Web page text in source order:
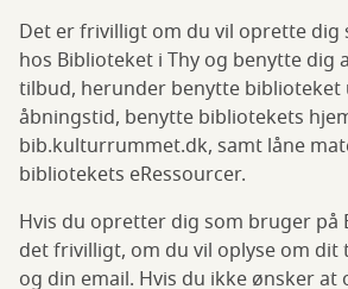
Det er frivilligt om du vil oprette dig
hos Biblioteket i Thy og benytte dig
tilbud, herunder benytte
åbningstid, benytte bibliotekets
bib.kulturrummet.dk, samt låne
bibliotekets eRessourcer.
Hvis du opretter dig som bruger på
det frivilligt, om du vil oplyse om
og din email. Hvis du ikke ønsker at